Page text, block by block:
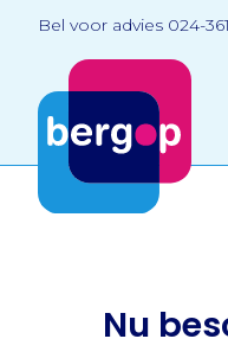
Bel voor advies 024-
Nu